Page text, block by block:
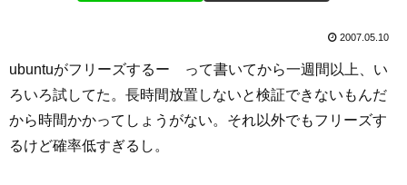
2007.05.10
ubuntuがフリーズするー って書いてから一週間以上、い
ろいろ試してた。長時間放置しないと検証できないもんだ
から時間かかってしょうがない。それ以外でもフリーズす
るけど確率低すぎるし。